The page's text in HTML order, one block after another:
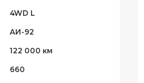
4WD L
AИ-92
122 000 км
660